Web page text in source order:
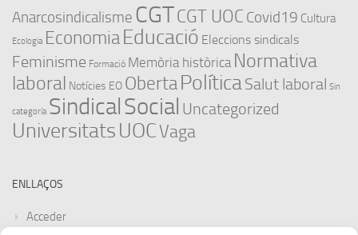
Anarcosindicalisme CGTCGT UOC Covid19 Cultura
Ecologia EconomiaEducació Eleccions sindicals
Feminisme Formació Memòria històrica Normativa
laboral Notícies EO ObertaPolíticaSalut laboral Sin
categoría SindicalSocial Uncategorized
UniversitatsUOCVaga
ENLLAÇOS
Acceder